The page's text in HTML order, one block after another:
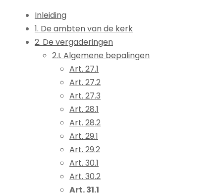
Inleiding
1. De ambten van de kerk
2. De vergaderingen
2.I. Algemene bepalingen
Art. 27.1
Art. 27.2
Art. 27.3
Art. 28.1
Art. 28.2
Art. 29.1
Art. 29.2
Art. 30.1
Art. 30.2
Art. 31.1